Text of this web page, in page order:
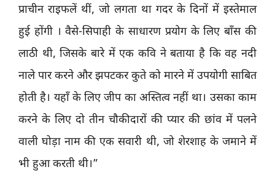
प्राचीन राइफलें थीं, जो लगता था गदर के दिनों में इस्तेमाल
हुई होंगी । वैसे-सिपाही के साधारण प्रयोग के लिए बाँस की
लाठी थी, जिसके बारे में एक कवि ने बताया है कि वह नदी
नाले पार करने और झपटकर कुते को मारने में उपयोगी साबित
होती है। यहाँ के लिए जीप का अस्तित्व नहीं था। उसका काम
करने के लिए दो तीन चौकीदारों की प्यार की छांव में पलने
वाली घोड़ा नाम की एक सवारी थी, जो शेरशाह के जमाने में
भी हुआ करती थी।”